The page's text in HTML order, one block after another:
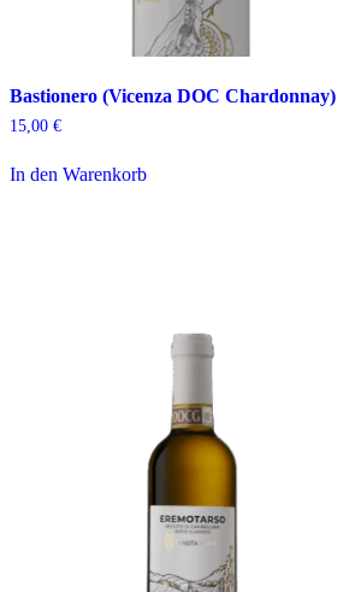
Bastionero (Vicenza DOC Chardonnay)
15,00 €
In den Warenkorb